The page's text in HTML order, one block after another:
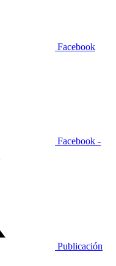
Facebook
Facebook -
Publicación